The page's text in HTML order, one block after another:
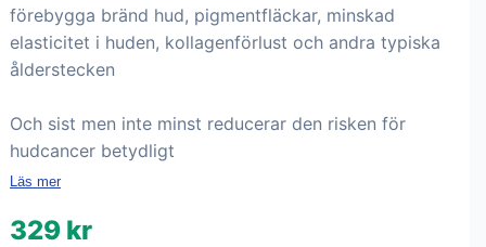
förebygga bränd hud, pigmentfläckar, minskad
elasticitet i huden, kollagenförlust och andra typiska
ålderstecken
Och sist men inte minst reducerar den risken för
hudcancer betydligt
Läs mer
329 kr